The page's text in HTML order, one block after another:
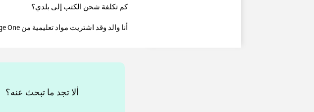
كم تكلفة شحن الكتب إلى بلدي؟
أنا والد وقد اشتريت مواد تعليمية من Cambridge One لأحد أطفالي لكنها لا تظهر في حساب طفلي.
ألا تجد ما تبحث عنه؟